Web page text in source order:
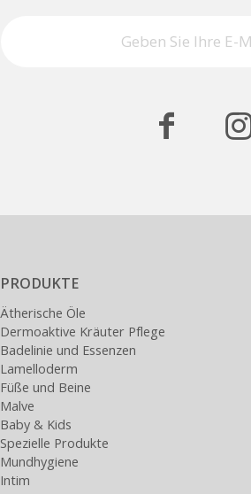
PRODUKTE
Ätherische Öle
Dermoaktive Kräuter Pflege
Badelinie und Essenzen
Lamelloderm
Füße und Beine
Malve
Baby & Kids
Spezielle Produkte
Mundhygiene
Intim